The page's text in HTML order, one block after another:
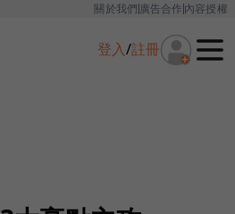
關於我們廣告合作內容授權
登入/註冊